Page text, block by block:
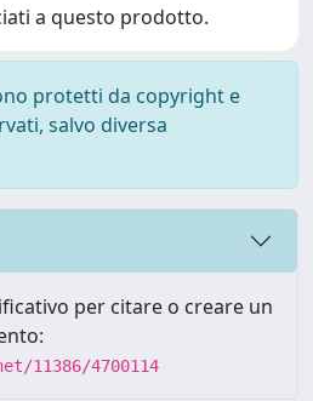
a questo prodotto.
protetti da copyright e
salvo diversa
per citare o creare un
11386/4700114